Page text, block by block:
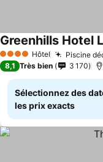
4 Étoiles Hôtel Piscine
Greenhills Hotel
8,1 Très bien 3 170
Sélectionnez des
les prix exacts